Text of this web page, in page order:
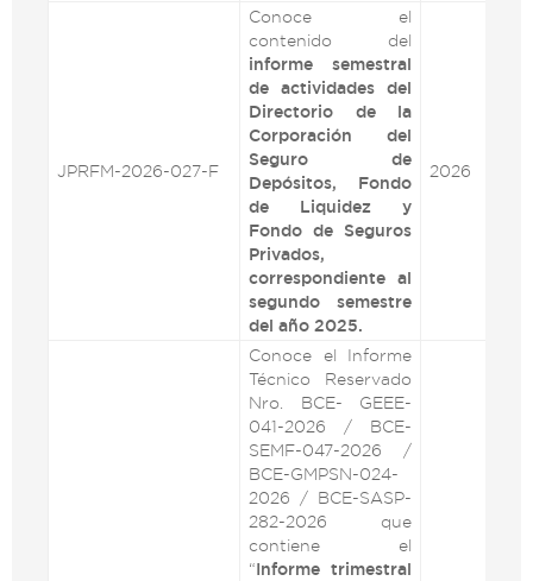
JPRFM-2026-027-F
Conoce
el
contenido del
informe semestral
de actividades del
Directorio de la
Corporación del
Seguro de
Depósitos, Fondo
de Liquidez y
Fondo de Seguros
Privados,
correspondiente al
segundo semestre
del año 2025.
2026
Conoce el Informe
Técnico Reservado
Nro. BCE- GEEE-
041-2026 / BCE-
SEMF-047-2026 /
BCE-GMPSN-024-
2026 / BCE-SASP-
282-2026 que
contiene el
“Informe trimestral